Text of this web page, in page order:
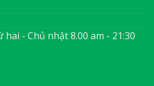
hai - Chủ nhật 8.00 am - 21:30